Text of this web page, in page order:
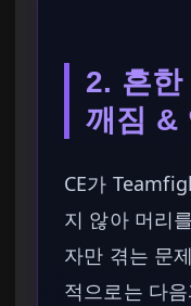
2. 흔한
깨짐 &
CE가
지 않아 머리
자만 겪는 문
적으로는 다